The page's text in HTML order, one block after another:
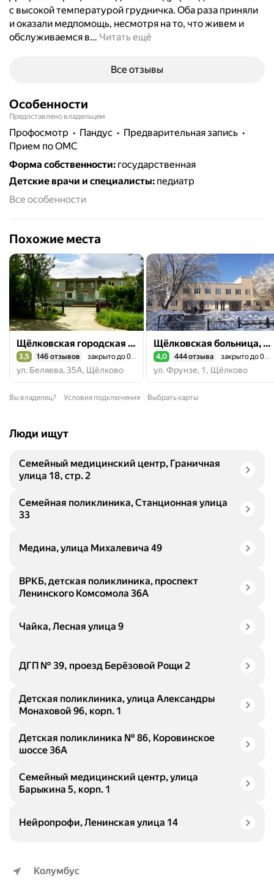
с высокой температурой грудничка. Оба раза приняли
и оказали медпомощь, несмотря на то, что живем и
обслуживаемся в… Читать ещё
Все отзывы
Особенности
Предоставлено владельцем
профосмотр пандус
предварительная запись
прием по ОМС
Форма собственности: государственная
Детские врачи и специалисты: педиатр
Все особенности
Похожие места
Щёлковская городская больница, поликлиника № 4
Рейтинг 3,5 из 5
3,5 146 отзывов закрыто до 08:00
ул. Беляева, 35А, Щёлково
Щёлковская больница, обособленное подразделение № 1, детская поликлиника
Рейтинг 4,0 из 5
4,0 444 отзыва закрыто до 08:00
ул. Фрунзе, 1, Щёлково
Вы владелец? Условия подключения Выбрать карты
Люди ищут
Семейный медицинский центр, Граничная
улица 18, стр. 2
Семейная поликлиника, Станционная улица
33
Медина, улица Михалевича 49
ВРКБ, детская поликлиника, проспект
Ленинского Комсомола 36А
Чайка, Лесная улица 9
ДГП № 39, проезд Берёзовой Рощи 2
Детская поликлиника, улица Александры
Монаховой 96, корп. 1
Детская поликлиника № 86, Коровинское
шоссе 36А
Семейный медицинский центр, улица
Барыкина 5, корп. 1
Нейропрофи, Ленинская улица 14
Колумбус